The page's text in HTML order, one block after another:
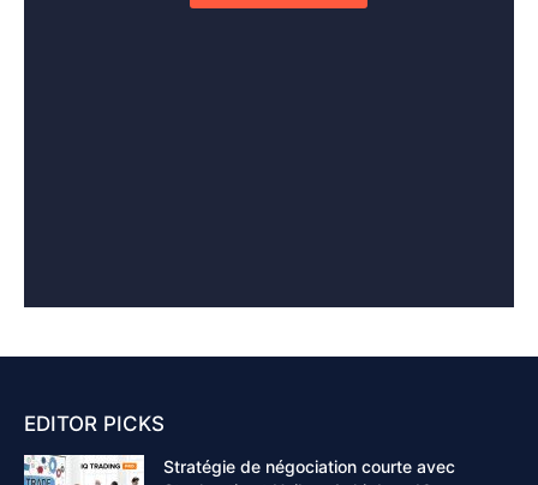
EDITOR PICKS
Stratégie de négociation courte avec